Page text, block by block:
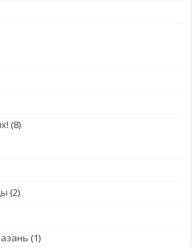
(8)
(2)
(1)